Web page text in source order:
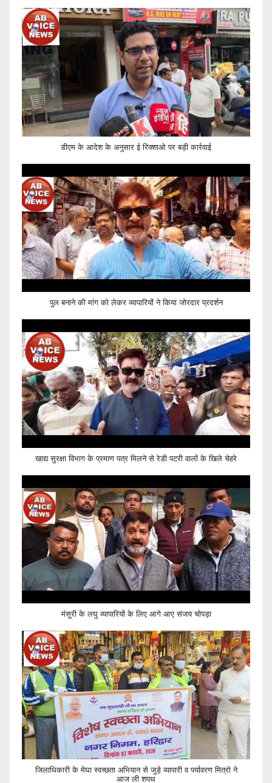
डीएम के आदेश के अनुसार ई रिक्शाओ पर बड़ी कार्रवाई
पुल बनाने की मांग को लेकर व्यापारियों ने किया जोरदार प्रदर्शन
खाद्य सुरक्षा विभाग के प्रमाण पत्र मिलने से रेडी पटरी वालों के खिले चेहरे
मंसूरी के लघु व्यापारियों के लिए आगे आए संजय चोपड़ा
जिलाधिकारी के मेघा स्वच्छता अभियान से जुड़े व्यापारी व पर्यावरण मित्रो ने
आज ली शपथ